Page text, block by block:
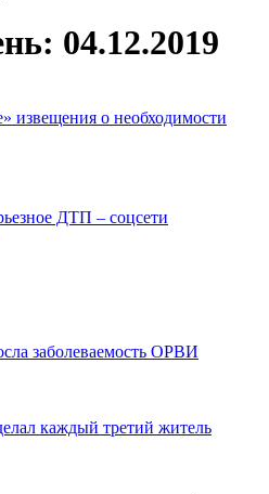
04.12.2019
извещения о необходимости
ДТП – соцсети
заболеваемость ОРВИ
каждый третий житель